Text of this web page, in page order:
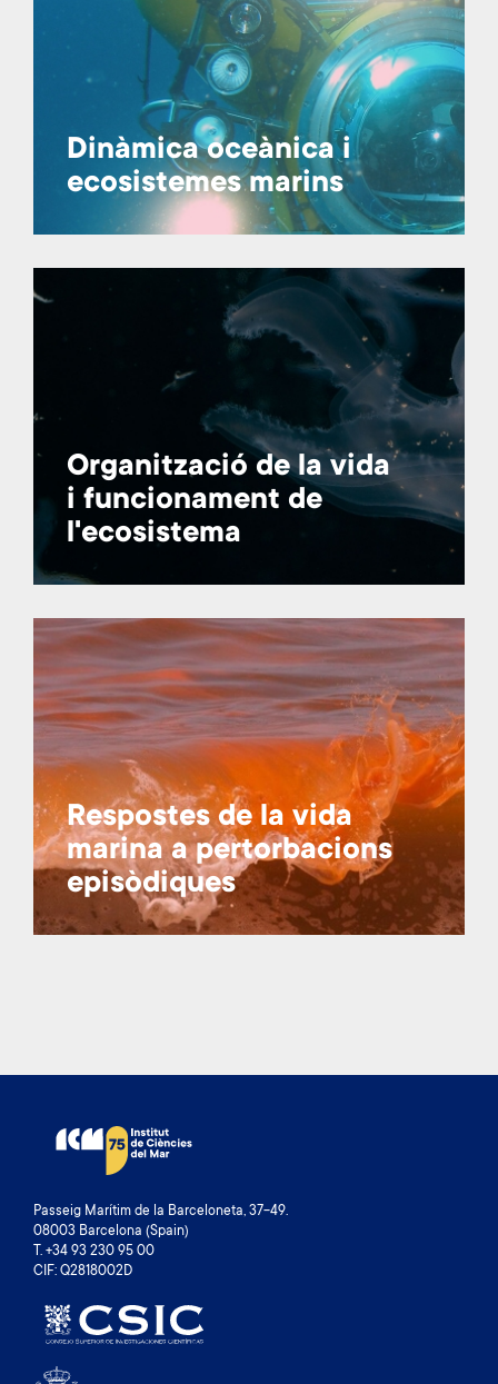
Dinàmica oceànica i
ecosistemes marins
Organització de la vida
i funcionament de
l'ecosistema
Respostes de la vida
marina a pertorbacions
episòdiques
Passeig Marítim de la Barceloneta, 37-49.
08003 Barcelona (Spain)
T. +34 93 230 95 00
CIF: Q2818002D